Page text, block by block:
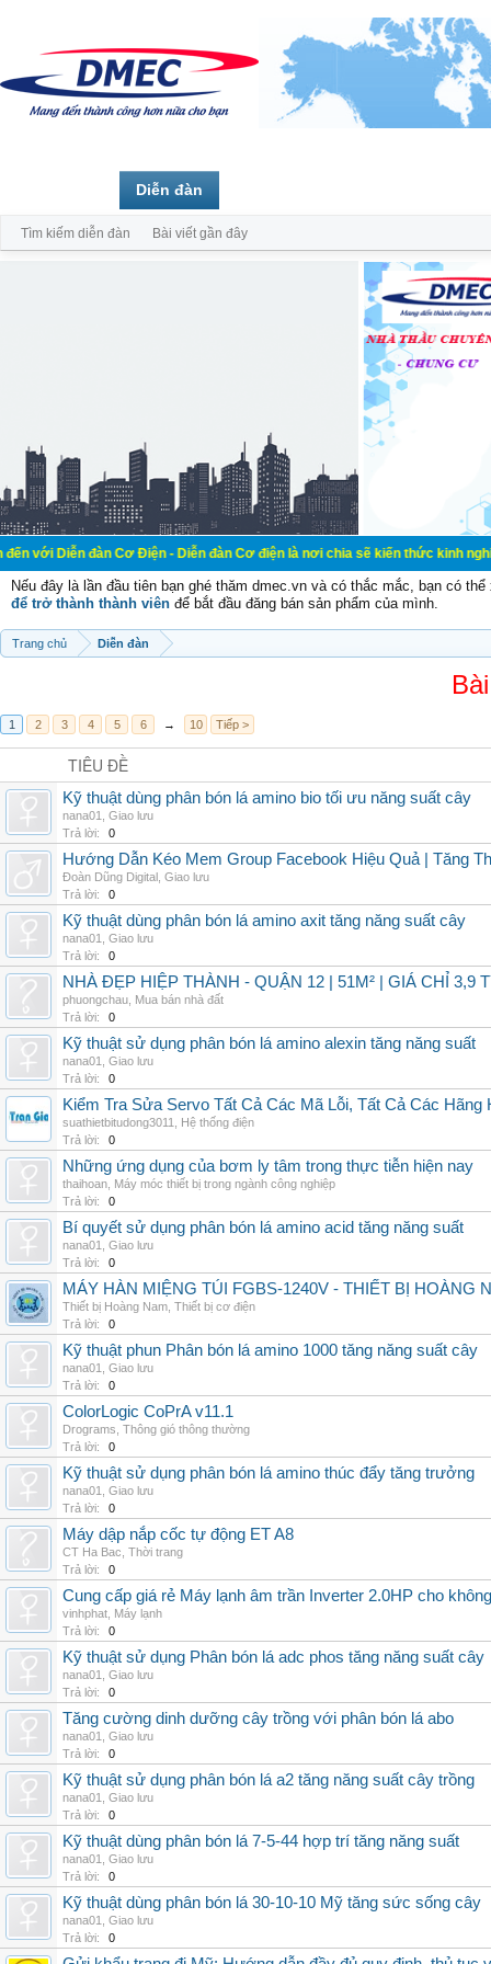
đàn Cơ Điện - Diễn đàn Cơ điện là nơi chia sẽ kiến thức kinh nghiệm
Nếu đây là lần đầu tiên bạn ghé thăm dmec.vn và có thắc mắc, bạn có
để trở thành thành viên để bắt đầu đăng bán sản phẩm của mình.
Trang chủ Diễn đàn
1 2 3 4 5 6 → 10 Tiếp >
TIÊU ĐỀ
Kỹ thuật dùng phân bón lá amino bio tối ưu năng suất cây
nana01
Giao lưu
Trả lời:
0
Hướng Dẫn Kéo Mem Group Facebook Hiệu Quả | Tăng
Đoàn Dũng Digital Giao lưu
Trả lời:
0
Kỹ thuật dùng phân bón lá amino axit tăng năng suất cây
nana01
Giao lưu
Trả lời:
0
NHÀ ĐẸP HIỆP THÀNH - QUẬN 12 | 51M² | GIÁ CHỈ 3,9
phuongchau Mua bán nhà đất
Trả lời:
0
Kỹ thuật sử dụng phân bón lá amino alexin tăng năng suất
nana01
Giao lưu
Trả lời:
0
Kiểm Tra Sửa Servo Tất Cả Các Mã Lỗi, Tất Cả Các Hãng
suathietbitudong3011
Hệ thống điện
Trả lời:
0
Những ứng dụng của bơm ly tâm trong thực tiễn hiện nay
thaihoan Máy móc thiết bị trong ngành công nghiệp
Trả lời:
0
Bí quyết sử dụng phân bón lá amino acid tăng năng suất
nana01
Giao lưu
Trả lời:
0
MÁY HÀN MIỆNG TÚI FGBS-1240V - THIẾT BỊ HOÀNG
Thiết bị Hoàng Nam Thiết bị cơ điện
Trả lời:
0
Kỹ thuật phun Phân bón lá amino 1000 tăng năng suất cây
nana01
Giao lưu
Trả lời:
0
ColorLogic CoPrA v11.1
Drograms Thông gió thông thường
Trả lời:
0
Kỹ thuật sử dụng phân bón lá amino thúc đẩy tăng trưởng
nana01
Giao lưu
Trả lời:
0
Máy dập nắp cốc tự động ET A8
CT Ha Bac Thời trang
Trả lời:
0
Cung cấp giá rẻ Máy lạnh âm trần Inverter 2.0HP cho
vinhphat Máy lạnh
Trả lời:
0
Kỹ thuật sử dụng Phân bón lá adc phos tăng năng suất cây
nana01
Giao lưu
Trả lời:
0
Tăng cường dinh dưỡng cây trồng với phân bón lá abo
nana01
Giao lưu
Trả lời:
0
Kỹ thuật sử dụng phân bón lá a2 tăng năng suất cây trồng
nana01
Giao lưu
Trả lời:
0
Kỹ thuật dùng phân bón lá 7-5-44 hợp trí tăng năng suất
nana01
Giao lưu
Trả lời:
0
Kỹ thuật dùng phân bón lá 30-10-10 Mỹ tăng sức sống cây
nana01
Giao lưu
Trả lời:
0
Diễn đàn
Tìm kiếm diễn đàn Bài viết gần đây